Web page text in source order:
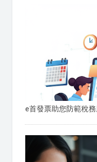
e首發票助您防範稅